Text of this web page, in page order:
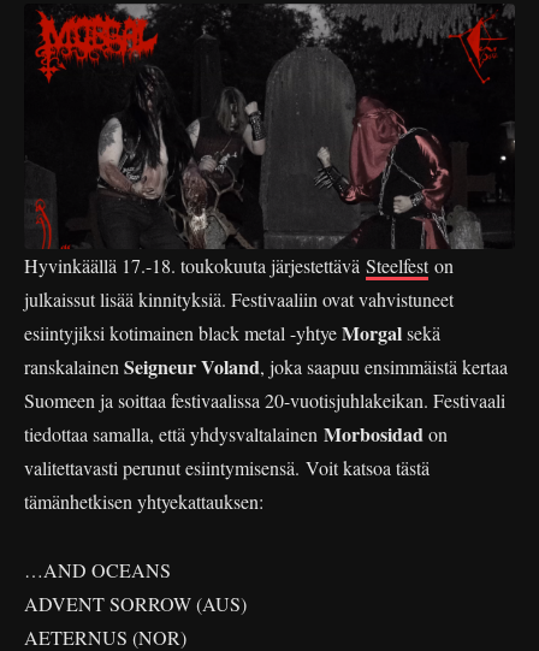
Hyvinkäällä 17.-18. toukokuuta järjestettävä Steelfeston
julkaissut lisää kinnityksiä. Festivaaliin ovat vahvistuneet
esiintyjiksi kotimainen black metal -yhtyeMorgalsekä
ranskalainen Seigneur Voland, joka saapuu ensimmäistä kertaa
Suomeen ja soittaa festivaalissa 20-vuotisjuhlakeikan. Festivaali
tiedottaa samalla, että yhdysvaltalainen Morbosidadon
valitettavasti perunut esiintymisensä. Voit katsoa tästä
tämänhetkisen yhtyekattauksen:
…AND OCEANS
ADVENT SORROW (AUS)
AETERNUS (NOR)